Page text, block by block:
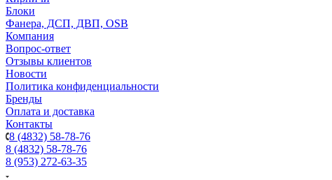
Блоки
Фанера, ДСП, ДВП, OSB
Компания
Вопрос-ответ
Отзывы клиентов
Новости
Политика конфиденциальности
Бренды
Оплата и доставка
Контакты
8 (4832) 58-78-76
8 (4832) 58-78-76
8 (953) 272-63-35